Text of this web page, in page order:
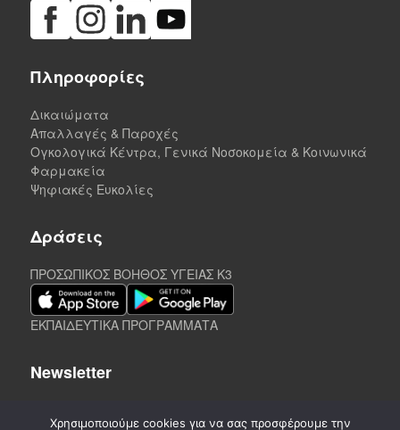
Πληροφορίες
Δικαιώματα
Απαλλαγές & Παροχές
Ογκολογικά Κέντρα, Γενικά Νοσοκομεία & Κοινωνικά
Φαρμακεία
Ψηφιακές Ευκολίες
Δράσεις
ΠΡΟΣΩΠΙΚΟΣ ΒΟΗΘΟΣ ΥΓΕΙΑΣ K3
ΕΚΠΑΙΔΕΥΤΙΚΑ ΠΡΟΓΡΑΜΜΑΤΑ
Newsletter
Χρησιμοποιούμε cookies για να σας προσφέρουμε την